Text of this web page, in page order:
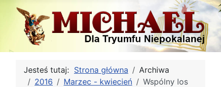
Jesteś tutaj: Strona główna
Archiwa
2016
Marzec - kwiecień Wspólny los